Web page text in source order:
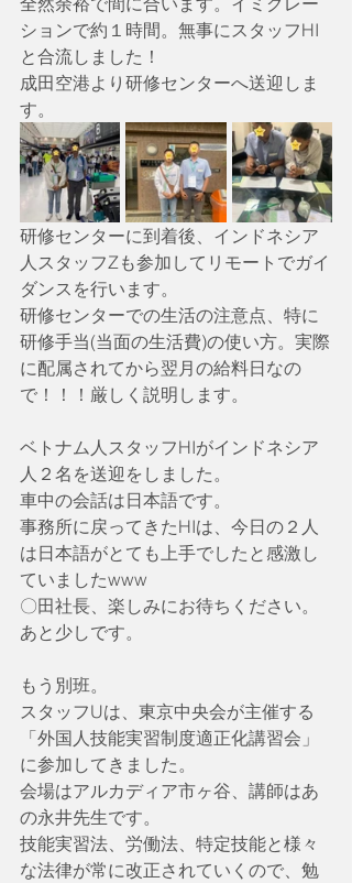
ションで約１時間。無事にスタッフHI
と合流しました！
成田空港より研修センターへ送迎しま
す。
研修センターに到着後、インドネシア
人スタッフZも参加してリモートでガイ
ダンスを行います。
研修センターでの生活の注意点、特に
研修手当(当面の生活費)の使い方。実際
に配属されてから翌月の給料日なの
で！！！厳しく説明します。
ベトナム人スタッフHIがインドネシア
人２名を送迎をしました。
車中の会話は日本語です。
事務所に戻ってきたHIは、今日の２人
は日本語がとても上手でしたと感激し
ていましたwww
〇田社長、楽しみにお待ちください。
あと少しです。
もう別班。
スタッフUは、東京中央会が主催する
「外国人技能実習制度適正化講習会」
に参加してきました。
会場はアルカディア市ヶ谷、講師はあ
の永井先生です。
技能実習法、労働法、特定技能と様々
な法律が常に改正されていくので、勉